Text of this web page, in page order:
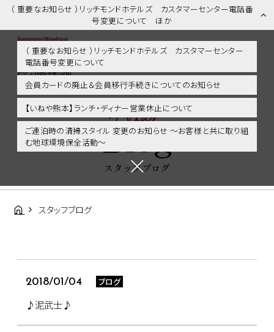
（ 重要なお知らせ ）リッチモンドホテルズ カスタマーセンター電話番
号変更について ほか
（ 重要なお知らせ ）リッチモンドホテルズ カスタマーセンター
電話番号変更について
会員カードの廃止＆会員移行手続きについてのお知らせ
【いねや熊本】ランチ・ディナー営業休止について
ご連泊時の清掃スタイル 変更のお知らせ ～お客様と共に取り組
む地球環境保全活動～
スタッフブログ | 熊本市内・新市街・熊本城に好アクセス！リッチモン
ドホテル熊本新市街
Blog
Blog
スタッフブログ
スタッフブログ
2018/01/04 ブログ
♪泥武士♪